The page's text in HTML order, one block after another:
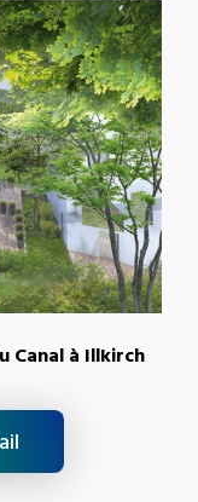
Canal à Illkirch